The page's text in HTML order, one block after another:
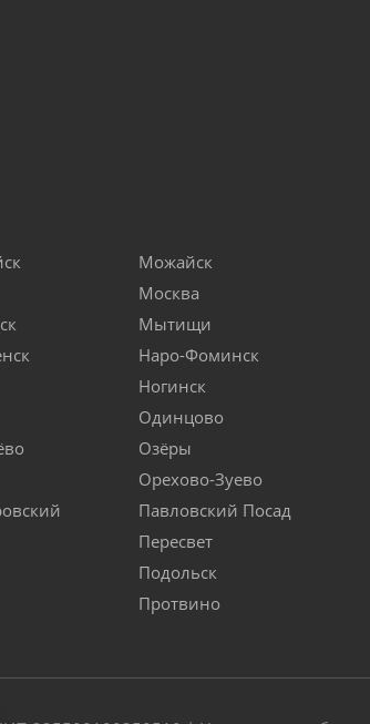
Можайск
Москва
Мытищи
Наро-Фоминск
Ногинск
Одинцово
Озёры
Орехово-Зуево
Павловский Посад
Пересвет
Подольск
Протвино